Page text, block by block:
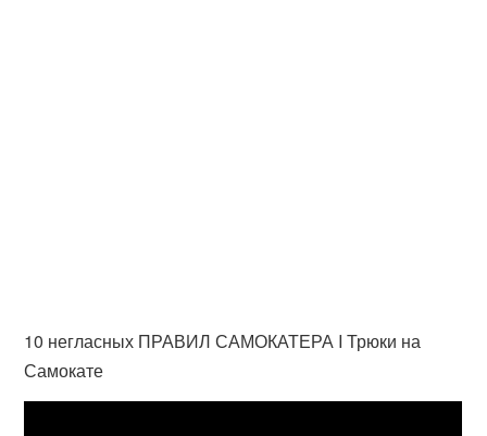
10 негласных ПРАВИЛ САМОКАТЕРА I Трюки на
Самокате